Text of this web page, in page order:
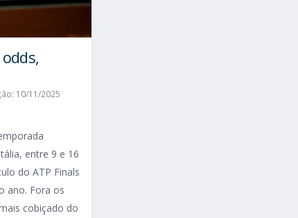
10/11/2025
entre 9 e 16
do ATP Finals
ano. Fora os
cobiçado do